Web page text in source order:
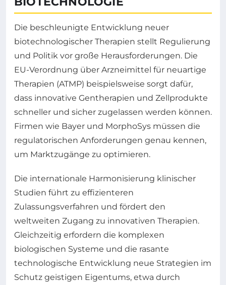
Die beschleunigte Entwicklung neuer
biotechnologischer Therapien stellt Regulierung
und Politik vor große Herausforderungen. Die
EU-Verordnung über Arzneimittel für neuartige
Therapien (ATMP) beispielsweise sorgt dafür,
dass innovative Gentherapien und Zellprodukte
schneller und sicher zugelassen werden können.
Firmen wie Bayer und MorphoSys müssen die
regulatorischen Anforderungen genau kennen,
um Marktzugänge zu optimieren.
Die internationale Harmonisierung klinischer
Studien führt zu effizienteren
Zulassungsverfahren und fördert den
weltweiten Zugang zu innovativen Therapien.
Gleichzeitig erfordern die komplexen
biologischen Systeme und die rasante
technologische Entwicklung neue Strategien im
Schutz geistigen Eigentums, etwa durch